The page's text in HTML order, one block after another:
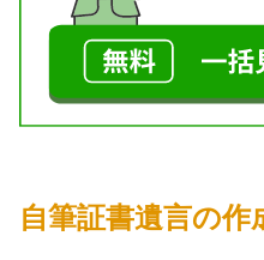
自筆証書遺言の作